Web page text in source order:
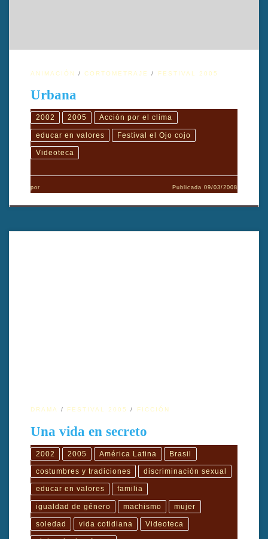
ANIMACIÓN CORTOMETRAJE FESTIVAL 2005
Urbana
2002 2005 Acción por el clima
educar en valores Festival el Ojo cojo
Videoteca
por Publicada09/03/2008
DRAMA FESTIVAL 2005 FICCIÓN
Una vida en secreto
2002 2005 América Latina Brasil
costumbres y tradiciones discriminación sexual
educar en valores familia
igualdad de género machismo mujer
soledad vida cotidiana Videoteca